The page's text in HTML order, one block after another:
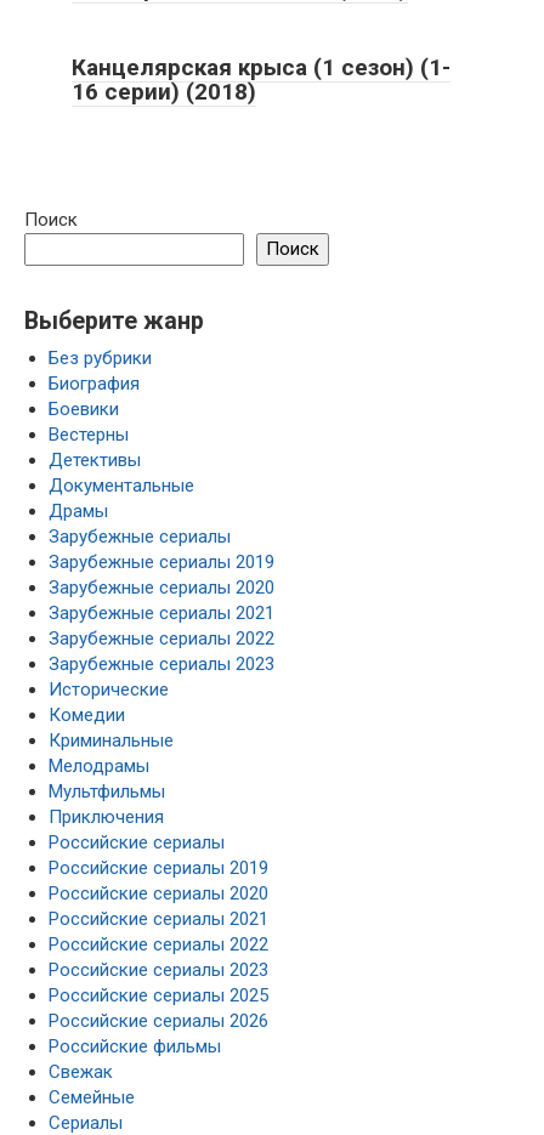
Канцелярская крыса (1 сезон) (1-
16 серии) (2018)
Поиск
Поиск
Выберите жанр
Без рубрики
Биография
Боевики
Вестерны
Детективы
Документальные
Драмы
Зарубежные сериалы
Зарубежные сериалы 2019
Зарубежные сериалы 2020
Зарубежные сериалы 2021
Зарубежные сериалы 2022
Зарубежные сериалы 2023
Исторические
Комедии
Криминальные
Мелодрамы
Мультфильмы
Приключения
Российские сериалы
Российские сериалы 2019
Российские сериалы 2020
Российские сериалы 2021
Российские сериалы 2022
Российские сериалы 2023
Российские сериалы 2025
Российские сериалы 2026
Российские фильмы
Свежак
Семейные
Сериалы